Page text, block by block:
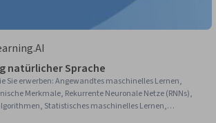
natürlicher Sprache
Sie erwerben:Angewandtes maschinelles Lernen,
Merkmale, Rekurrente Neuronale Netze (RNNs),
Statistisches maschinelles Lernen,